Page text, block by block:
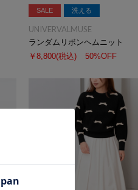
SALE 洗える
UNIVERVALMUSE
ランダムリボンヘムニット
￥8,800(税込) 50%OFF